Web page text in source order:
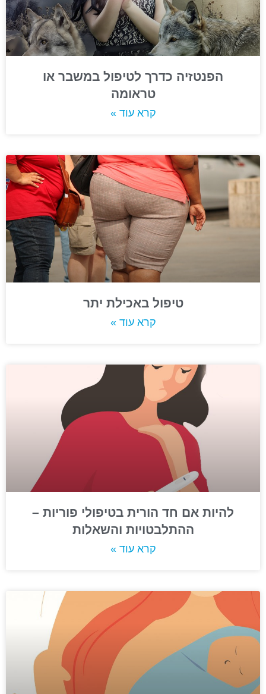
הפנטזיה כדרך לטיפול במשבר או
טראומה
קרא עוד »
טיפול באכילת יתר
קרא עוד »
להיות אם חד הורית בטיפולי פוריות –
ההתלבטויות והשאלות
קרא עוד »